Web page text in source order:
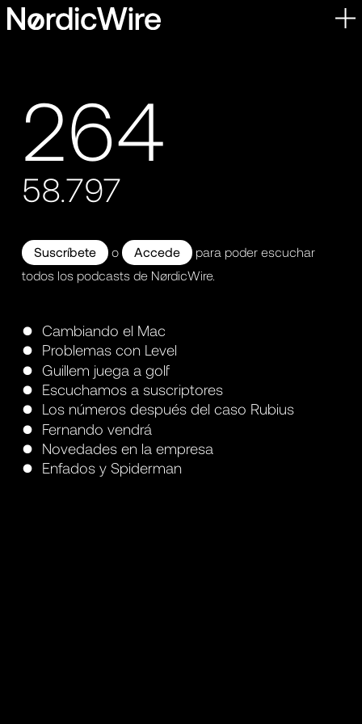
Skip
to
264
58.797
Suscríbete o Accede
para poder escuchar
todos los podcasts de NørdicWire.
Cambiando el Mac
Problemas con Level
Guillem juega a golf
Escuchamos a suscriptores
Los números después del caso Rubius
Fernando vendrá
Novedades en la empresa
Enfados y Spiderman